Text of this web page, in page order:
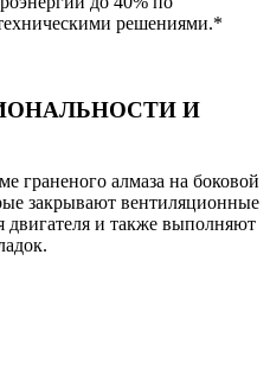
решениями.*
И
граненого алмаза на боковой
закрывают вентиляционные
двигателя и также выполняют